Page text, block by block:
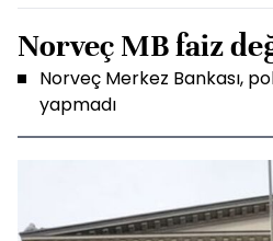
Norveç MB faiz
Norveç Merkez Bankası,
yapmadı